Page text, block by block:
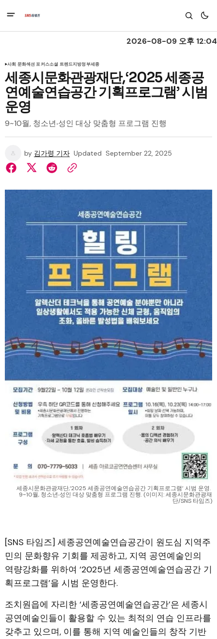
2026-08-09 오후 12:04
사회 문화섹션 포커스소셜 트렌드지방정부세종
세종시문화관광재단,‘2025 세종공
연예술연습공간 기획프로그램’ 시범
운영
9~10월, 청소년‧성인 대상 맞춤형 프로그램 진행
by 김가령 기자 Updated September 22, 2025
세종시문화관광재단,‘2025 세종공연예술연습공간 기획프로그램’ 시범 운영.
9~10월, 청소년‧성인 대상 맞춤형 프로그램 진행. (이미지: 세종시문화관광재
단/SNS 타임즈)
[SNS 타임즈] 세종공연예술연습공간이 원도심 지역주
민의 문화향유 기회를 제공하고, 지역 공연예술인의
역량강화를 위하여 ‘2025년 세종공연예술연습공간 기
획프로그램’을 시범 운영한다.
조치원읍에 자리한 ‘세종공연예술연습공간’은 세종시
공연예술인들이 활용할 수 있는 최적의 연습 인프라를
갖추고 있으며, 이를 통해 지역 예술인들의 창작 기반